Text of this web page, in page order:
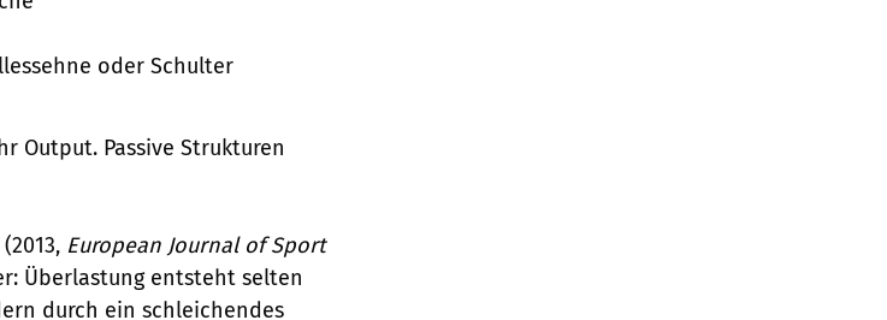
oder Schulter
Output. Passive Strukturen
European Journal of Sport
Überlastung entsteht selten
durch ein schleichendes